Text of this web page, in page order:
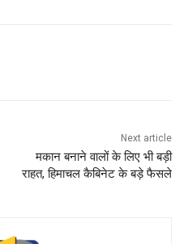
Next article
मकान बनाने वालों के लिए भी बड़ी
राहत, हिमाचल कैबिनेट के बड़े फैसले